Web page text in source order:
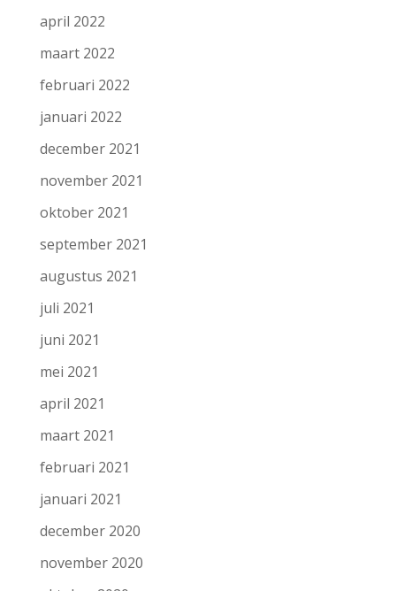
april 2022
maart 2022
februari 2022
januari 2022
december 2021
november 2021
oktober 2021
september 2021
augustus 2021
juli 2021
juni 2021
mei 2021
april 2021
maart 2021
februari 2021
januari 2021
december 2020
november 2020